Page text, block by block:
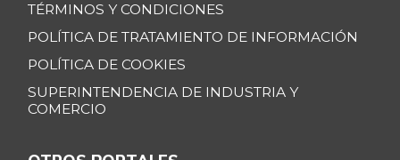
TÉRMINOS Y CONDICIONES
POLÍTICA DE TRATAMIENTO DE INFORMACIÓN
POLÍTICA DE COOKIES
SUPERINTENDENCIA DE INDUSTRIA Y
COMERCIO